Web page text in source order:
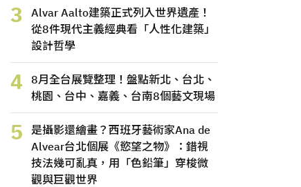
3
Alvar Aalto建築正式列入世界遺產！
從8件現代主義經典看「人性化建築」
設計哲學
4
8月全台展覽整理！盤點新北、台北、
桃園、台中、嘉義、台南8個藝文現場
5
是攝影還繪畫？西班牙藝術家Ana de
Alvear台北個展《慾望之物》：錯視
技法幾可亂真，用「色鉛筆」穿梭微
觀與巨觀世界